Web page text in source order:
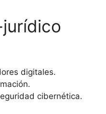
digitales.
cibernética.